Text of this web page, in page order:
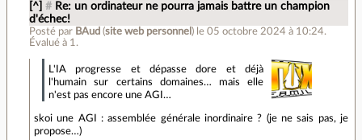
[^] # Re: un ordinateur ne pourra jamais battre un champion
d'échec!
Posté par BAud (site web personnel ) le 05 octobre 2024 à 10:24.
Évalué à 1 .
L'IA progresse et dépasse dore et déjà
l'humain sur certains domaines… mais elle
n'est pas encore une AGI…
skoi une AGI : assemblée générale inordinaire ? (je ne sais pas, je
propose…)